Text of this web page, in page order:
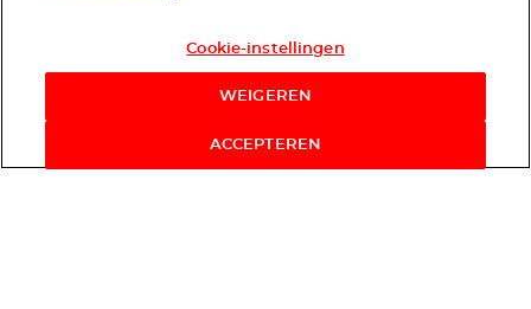
Cookie-instellingen
WEIGEREN
ACCEPTEREN